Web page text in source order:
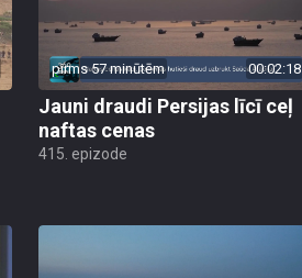
pirms 57 minūtēm 00:02:18
Jauni draudi Persijas līcī ceļ
naftas cenas
415. epizode